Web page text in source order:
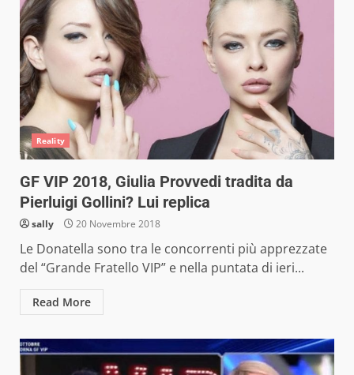
Reality
GF VIP 2018, Giulia Provvedi tradita da
Pierluigi Gollini? Lui replica
sally 20 Novembre 2018
Le Donatella sono tra le concorrenti più apprezzate
del “Grande Fratello VIP” e nella puntata di ieri...
Read More